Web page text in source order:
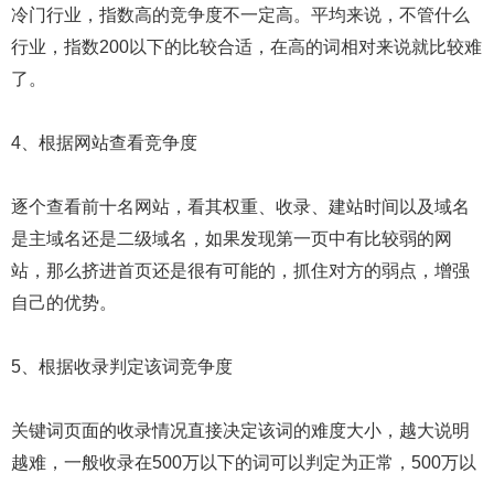
冷门行业，指数高的竞争度不一定高。平均来说，不管什么
行业，指数200以下的比较合适，在高的词相对来说就比较难
了。
4、根据网站查看竞争度
逐个查看前十名网站，看其权重、收录、建站时间以及域名
是主域名还是二级域名，如果发现第一页中有比较弱的网
站，那么挤进首页还是很有可能的，抓住对方的弱点，增强
自己的优势。
5、根据收录判定该词竞争度
关键词页面的收录情况直接决定该词的难度大小，越大说明
越难，一般收录在500万以下的词可以判定为正常，500万以